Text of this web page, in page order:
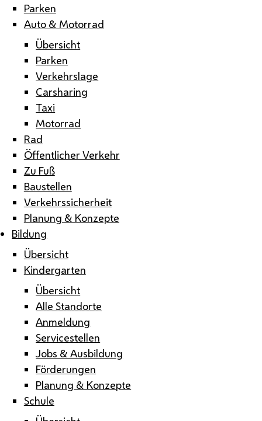
Parken
Auto & Motorrad
Übersicht
Parken
Verkehrslage
Carsharing
Taxi
Motorrad
Rad
Öffentlicher Verkehr
Zu Fuß
Baustellen
Verkehrssicherheit
Planung & Konzepte
Bildung
Übersicht
Kindergarten
Übersicht
Alle Standorte
Anmeldung
Servicestellen
Jobs & Ausbildung
Förderungen
Planung & Konzepte
Schule